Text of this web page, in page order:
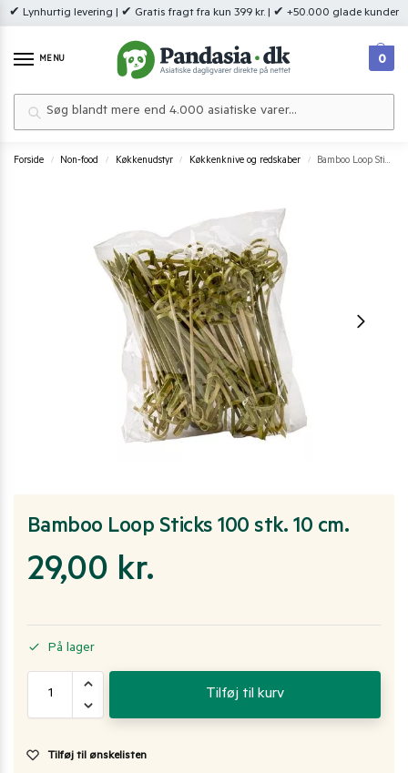
✔ Lynhurtig levering | ✔ Gratis fragt fra kun 399 kr. | ✔ +50.000 glade kunder
MENU 0
Forside / Non-food / Køkkenudstyr / Køkkenknive og redskaber / Bamboo Loop Sticks 100 stk. 10 cm.
Bamboo Loop Sticks 100 stk. 10 cm.
29,00 kr.
På lager
Tilføj til kurv
Tilføj til ønskelisten